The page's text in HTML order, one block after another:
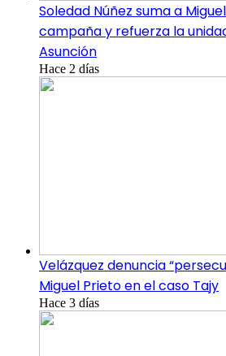
Soledad Núñez suma a
campaña y refuerza la
Asunción
Hace 2 días
Velázquez denuncia
Miguel Prieto en el caso Tajy
Hace 3 días